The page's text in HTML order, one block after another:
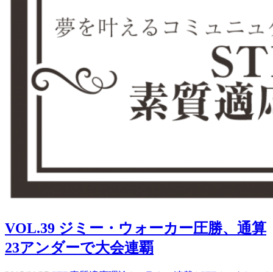
VOL.39 ジミー・ウォーカー圧勝、通算
23アンダーで大会連覇